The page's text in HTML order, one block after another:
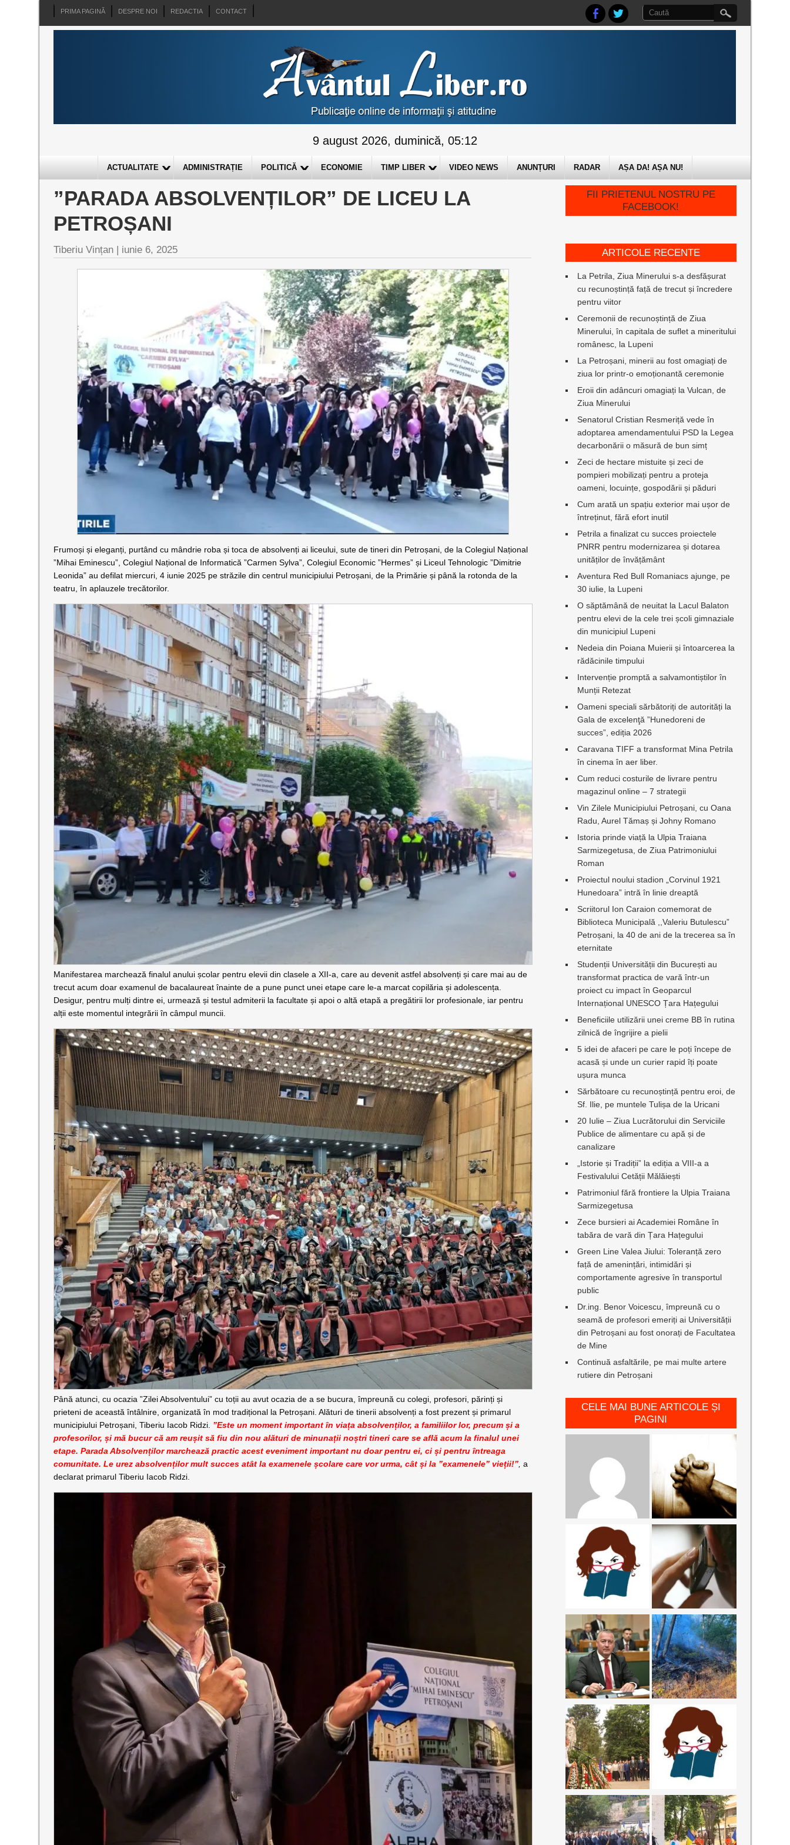
PRIMA PAGINĂ DESPRE NOI REDACTIA CONTACT
9 august 2026, duminică, 05:12
ACTUALITATE ADMINISTRAȚIE POLITICĂ ECONOMIE TIMP LIBER VIDEO NEWS ANUNȚURI RADAR AȘA DA! AȘA NU!
”PARADA ABSOLVENȚILOR” DE LICEU LA
PETROȘANI
Tiberiu Vințan | iunie 6, 2025
Frumoși și eleganți, purtând cu mândrie roba și toca de absolvenți ai liceului, sute de tineri din Petroșani, de la Colegiul Național
”Mihai Eminescu”, Colegiul Național de Informatică ”Carmen Sylva”, Colegiul Economic ”Hermes” și Liceul Tehnologic ”Dimitrie
Leonida” au defilat miercuri, 4 iunie 2025 pe străzile din centrul municipiului Petroșani, de la Primărie și până la rotonda de la
teatru, în aplauzele trecătorilor.
Manifestarea marchează finalul anului școlar pentru elevii din clasele a XII-a, care au devenit astfel absolvenți și care mai au de
trecut acum doar examenul de bacalaureat înainte de a pune punct unei etape care le-a marcat copilăria și adolescența.
Desigur, pentru mulți dintre ei, urmează și testul admiterii la facultate și apoi o altă etapă a pregătirii lor profesionale, iar pentru
alții este momentul integrării în câmpul muncii.
Până atunci, cu ocazia ”Zilei Absolventului” cu toții au avut ocazia de a se bucura, împreună cu colegi, profesori, părinți și
prieteni de această întâlnire, organizată în mod tradițional la Petroșani. Alături de tinerii absolvenți a fost prezent și primarul
municipiului Petroșani, Tiberiu Iacob Ridzi. ”Este un moment important în viața absolvenților, a familiilor lor, precum și a
profesorilor, și mă bucur că am reușit să fiu din nou alături de minunații noștri tineri care se află acum la finalul unei
etape. Parada Absolvenților marchează practic acest eveniment important nu doar pentru ei, ci și pentru întreaga
comunitate. Le urez absolvenților mult succes atât la examenele școlare care vor urma, cât și la ”examenele” vieții!” a
declarat primarul Tiberiu Iacob Ridzi.
FII PRIETENUL NOSTRU PE
FACEBOOK!
ARTICOLE RECENTE
La Petrila, Ziua Minerului s-a desfășurat
cu recunoștință față de trecut și încredere
pentru viitor
Ceremonii de recunoștință de Ziua
Minerului, în capitala de suflet a mineritului
românesc, la Lupeni
La Petroșani, minerii au fost omagiați de
ziua lor printr-o emoționantă ceremonie
Eroii din adâncuri omagiați la Vulcan, de
Ziua Minerului
Senatorul Cristian Resmeriță vede în
adoptarea amendamentului PSD la Legea
decarbonării o măsură de bun simț
Zeci de hectare mistuite și zeci de
pompieri mobilizați pentru a proteja
oameni, locuințe, gospodării și păduri
Cum arată un spațiu exterior mai ușor de
întreținut, fără efort inutil
Petrila a finalizat cu succes proiectele
PNRR pentru modernizarea și dotarea
unităților de învățământ
Aventura Red Bull Romaniacs ajunge, pe
30 iulie, la Lupeni
O săptămână de neuitat la Lacul Balaton
pentru elevi de la cele trei școli gimnaziale
din municipiul Lupeni
Nedeia din Poiana Muierii și întoarcerea la
rădăcinile timpului
Intervenție promptă a salvamontiștilor în
Munții Retezat
Oameni speciali sărbătoriți de autorități la
Gala de excelenţă ”Hunedoreni de
succes”, ediția 2026
Caravana TIFF a transformat Mina Petrila
în cinema în aer liber.
Cum reduci costurile de livrare pentru
magazinul online – 7 strategii
Vin Zilele Municipiului Petroșani, cu Oana
Radu, Aurel Tămaș și Johny Romano
Istoria prinde viață la Ulpia Traiana
Sarmizegetusa, de Ziua Patrimoniului
Roman
Proiectul noului stadion „Corvinul 1921
Hunedoara” intră în linie dreaptă
Scriitorul Ion Caraion comemorat de
Biblioteca Municipală ,,Valeriu Butulescu”
Petroșani, la 40 de ani de la trecerea sa în
eternitate
Studenții Universității din București au
transformat practica de vară într-un
proiect cu impact în Geoparcul
Internațional UNESCO Țara Hațegului
Beneficiile utilizării unei creme BB în rutina
zilnică de îngrijire a pielii
5 idei de afaceri pe care le poți începe de
acasă și unde un curier rapid îți poate
ușura munca
Sărbătoare cu recunoștință pentru eroi, de
Sf. Ilie, pe muntele Tulișa de la Uricani
20 Iulie – Ziua Lucrătorului din Serviciile
Publice de alimentare cu apă și de
canalizare
„Istorie și Tradiții” la ediția a VIII-a a
Festivalului Cetății Mălăiești
Patrimoniul fără frontiere la Ulpia Traiana
Sarmizegetusa
Zece bursieri ai Academiei Române în
tabăra de vară din Țara Hațegului
Green Line Valea Jiului: Toleranță zero
față de amenințări, intimidări și
comportamente agresive în transportul
public
Dr.ing. Benor Voicescu, împreună cu o
seamă de profesori emeriți ai Universității
din Petroșani au fost onorați de Facultatea
de Mine
Continuă asfaltările, pe mai multe artere
rutiere din Petroșani
CELE MAI BUNE ARTICOLE ȘI
PAGINI